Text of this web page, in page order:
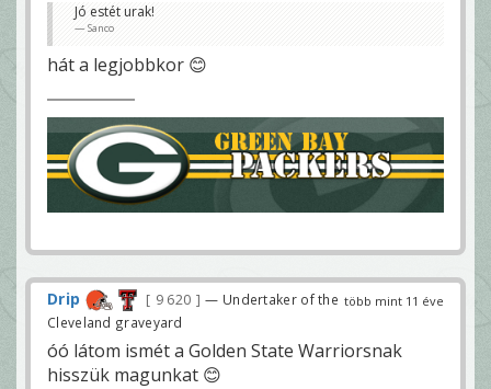
Jó estét urak!
Sanco
hát a legjobbkor 😊
több mint 11 éve
Drip 9 620
— Undertaker of the
Cleveland graveyard
óó látom ismét a Golden State Warriorsnak
hisszük magunkat 😊